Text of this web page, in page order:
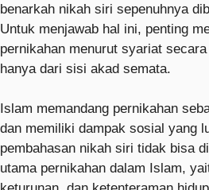
benarkah nikah siri sepenuhnya
Untuk menjawab hal ini, penting
pernikahan menurut syariat
hanya dari sisi akad semata.
Islam memandang pernikahan
dan memiliki dampak sosial yang
pembahasan nikah siri tidak bisa
utama pernikahan dalam Islam,